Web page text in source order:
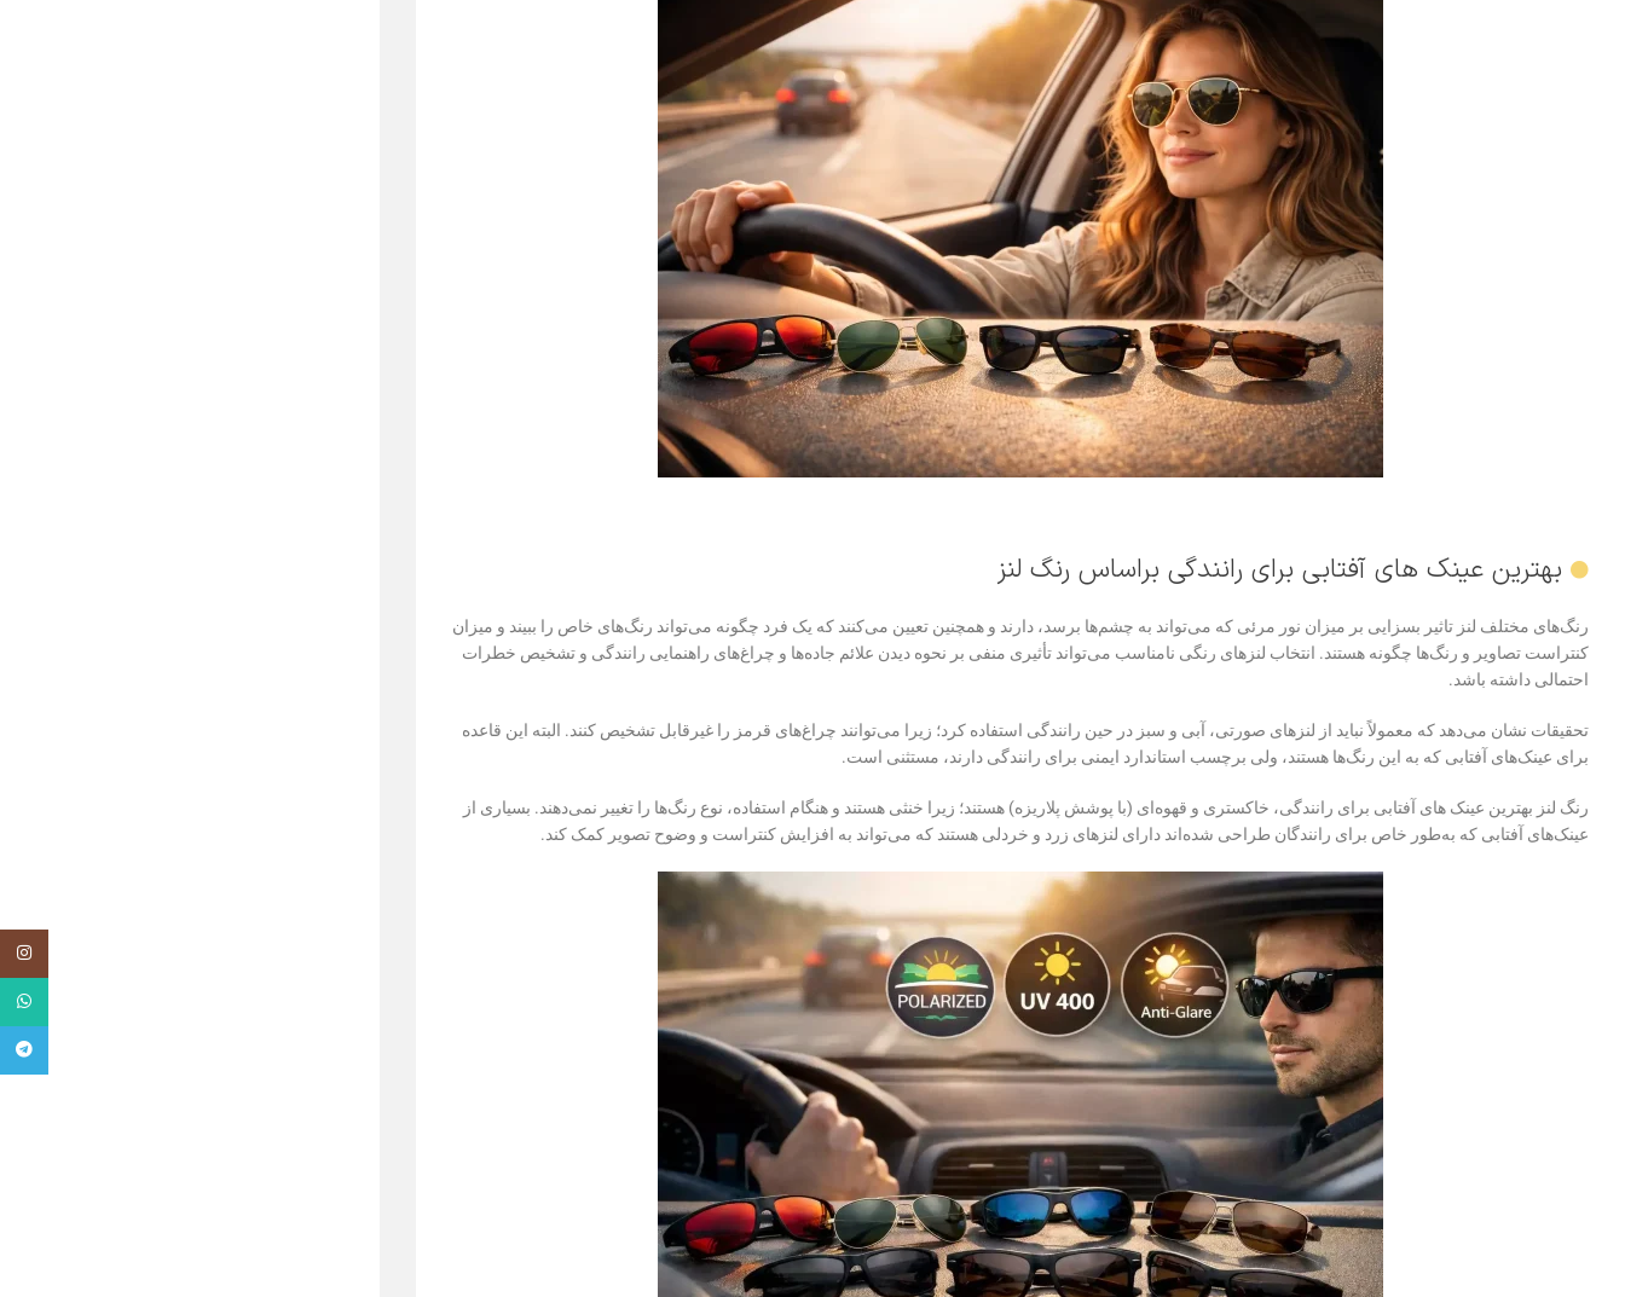
بهترین عینک های آفتابی برای رانندگی براساس رنگ لنز
رنگ‌های مختلف لنز تاثیر بسزایی بر میزان نور مرئی که می‌تواند به چشم‌ها برسد، دارند و همچنین تعیین می‌کنند که یک فرد چگونه می‌تواند رنگ‌های خاص را ببیند و میزان
کنتراست تصاویر و رنگ‌ها چگونه هستند. انتخاب لنزهای رنگی نامناسب می‌تواند تأثیری منفی بر نحوه دیدن علائم جاده‌ها و چراغ‌های راهنمایی رانندگی و تشخیص خطرات
احتمالی داشته باشد.
تحقیقات ‌نشان می‌دهد که معمولاً نباید از لنزهای صورتی، آبی و سبز در حین رانندگی استفاده کرد؛ زیرا می‌توانند چراغ‌های قرمز را غیرقابل تشخیص کنند. البته این قاعده
برای عینک‌های آفتابی که به این رنگ‌ها هستند، ولی برچسب استاندارد ایمنی برای رانندگی دارند، مستثنی است.
رنگ لنز بهترین عینک های آفتابی برای رانندگی، خاکستری و قهوه‌ای (با پوشش پلاریزه) هستند؛ زیرا خنثی هستند و هنگام استفاده، نوع رنگ‌ها را تغییر نمی‌دهند. بسیاری از
عینک‌های آفتابی که به‌طور خاص برای رانندگان طراحی شده‌اند دارای لنزهای زرد و خردلی هستند که می‌تواند به افزایش کنتراست و وضوح تصویر کمک کند.
واتساپ
تلگرام